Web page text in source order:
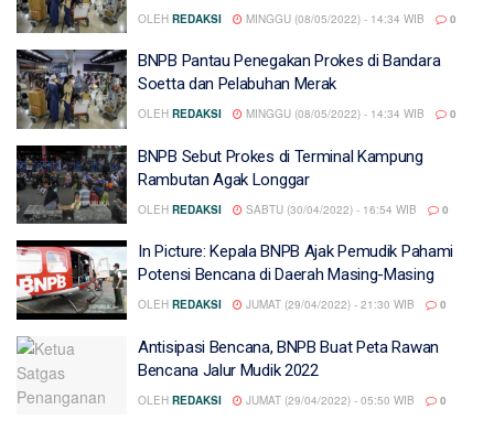
OLEH REDAKSI MINGGU (08/05/2022) - 14:34 WIB 0
BNPB Pantau Penegakan Prokes di Bandara
Soetta dan Pelabuhan Merak
OLEH REDAKSI MINGGU (08/05/2022) - 14:34 WIB 0
BNPB Sebut Prokes di Terminal Kampung
Rambutan Agak Longgar
OLEH REDAKSI SABTU (30/04/2022) - 16:54 WIB 0
In Picture: Kepala BNPB Ajak Pemudik Pahami
Potensi Bencana di Daerah Masing-Masing
OLEH REDAKSI JUMAT (29/04/2022) - 21:30 WIB 0
Antisipasi Bencana, BNPB Buat Peta Rawan
Bencana Jalur Mudik 2022
OLEH REDAKSI JUMAT (29/04/2022) - 05:50 WIB 0